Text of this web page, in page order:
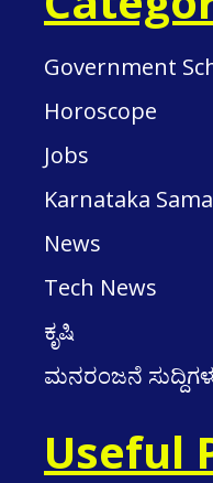
Government
Horoscope
Jobs
Karnataka
News
Tech News
ಕೃಷಿ
ಮನರಂಜನೆ
Useful